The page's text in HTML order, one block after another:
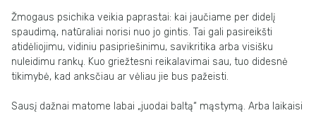
Žmogaus psichika veikia paprastai: kai jaučiame per didelį
spaudimą, natūraliai norisi nuo jo gintis. Tai gali pasireikšti
atidėliojimu, vidiniu pasipriešinimu, savikritika arba visišku
nuleidimu rankų. Kuo griežtesni reikalavimai sau, tuo didesnė
tikimybė, kad anksčiau ar vėliau jie bus pažeisti.
Sausį dažnai matome labai „juodai baltą“ mąstymą. Arba laikaisi